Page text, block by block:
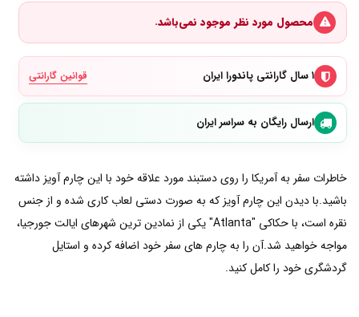
محصول مورد نظر موجود نمی‌باشد.
۱ سال گارانتی پاندورا ایران قوانین گارانتی
ارسال رایگان به سراسر ایران
خاطرات سفر به آمریکا را روی دستبند مورد علاقه خود با این چارم آویز داشته
باشید.با دیدن این چارم آویز که به صورت دستی لعاب کاری شده و از جنس
نقره است، با حکاکی "Atlanta" یکی از نمادین ترین شهرهای ایالت جورجیا،
مواجه خواهید شد.آن را به چارم های سفر خود اضافه کرده و استایل
گردشگری خود را کامل کنید.